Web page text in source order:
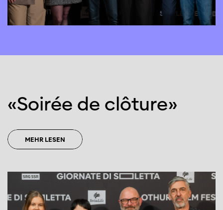
Diese Seite wird mit Internet Explorer
nicht optimal dargestellt. Bitte
«Soi­rée de clô­ture»
MEHR LESEN